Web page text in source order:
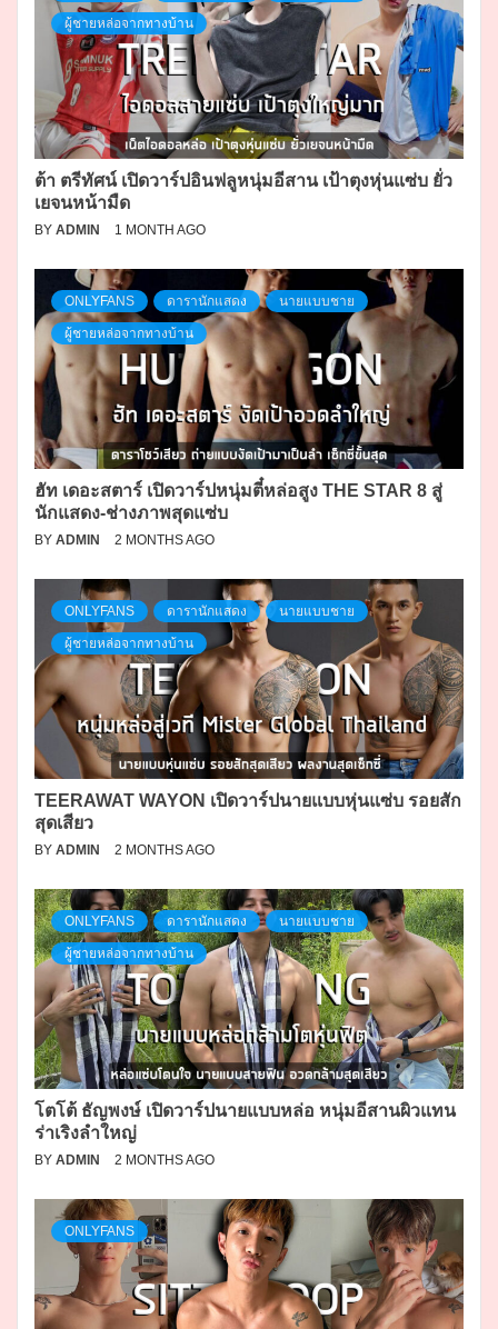
ผู้ชายหล่อจากทางบ้าน
ต้า ตรีทัศน์ เปิดวาร์ปอินฟลูหนุ่มอีสาน เป้าตุงหุ่นแซ่บ ยั่ว
เยจนหน้ามืด
BY ADMIN 1 MONTH AGO
ONLYFANS ดารานักแสดง นายแบบชาย
ผู้ชายหล่อจากทางบ้าน
ฮัท เดอะสตาร์ เปิดวาร์ปหนุ่มตี๋หล่อสูง THE STAR 8 สู่
นักแสดง-ช่างภาพสุดแซ่บ
BY ADMIN 2 MONTHS AGO
ONLYFANS ดารานักแสดง นายแบบชาย
ผู้ชายหล่อจากทางบ้าน
TEERAWAT WAYON เปิดวาร์ปนายแบบหุ่นแซ่บ รอยสัก
สุดเสียว
BY ADMIN 2 MONTHS AGO
ONLYFANS ดารานักแสดง นายแบบชาย
ผู้ชายหล่อจากทางบ้าน
โตโต้ ธัญพงษ์ เปิดวาร์ปนายแบบหล่อ หนุ่มอีสานผิวแทน
ร่าเริงลำใหญ่
BY ADMIN 2 MONTHS AGO
ONLYFANS